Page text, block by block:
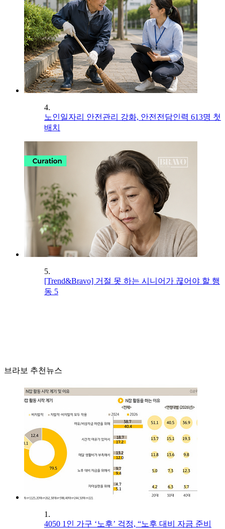
4.
노인일자리 안전관리 강화, 안전전담인력 613명 첫
배치
5.
[Trend&Bravo] 거절 못 하는 시니어가 끊어야 할 행
동 5
브라보 추천뉴스
1.
4050 1인 가구 ‘노후’ 걱정, “노후 대비 자금 준비